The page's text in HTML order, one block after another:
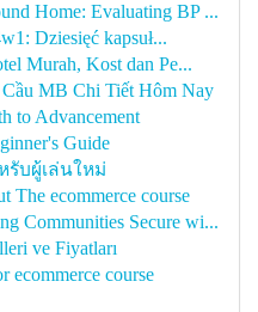
Home: Evaluating BP ...
Dziesięć kapsuł...
Murah, Kost dan Pe...
MB Chi Tiết Hôm Nay
to Advancement
Guide
รับผู้เล่นใหม่
The ecommerce course
Communities Secure wi...
ve Fiyatları
ecommerce course